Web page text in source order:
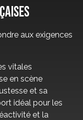
aux exigences
vitales
en scène
et sa
idéal pour les
et la